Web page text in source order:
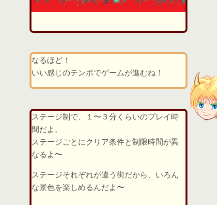
なるほど！
いい感じのテンポでゲームが進むね！
ステージ制で、１〜３分くらいのプレイ時
間だよ。
ステージごとにクリア条件と制限時間が異
なるよ〜
ステージそれぞれが違う街だから、いろん
な景色を楽しめるんだよ〜